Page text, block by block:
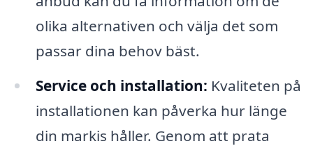
olika alternativen och välja det som
passar dina behov bäst.
Service och installation: Kvaliteten på
installationen kan påverka hur länge
din markis håller. Genom att prata